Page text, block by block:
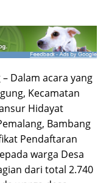
Dalam acara yang
Kecamatan
Hidayat
Bambang
Pendaftaran
warga Desa
dari total 2.740